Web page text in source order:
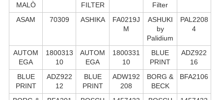
MALÒ
FILTER
Filter
ASAM 70309 ASHIKA
FA0219J
M
ASHUKI
by
Palidium
PAL2208
4
AUTOM
EGA
1800313
10
AUTOM
EGA
1800331
10
BLUE
PRINT
ADZ922
16
BLUE
PRINT
ADZ922
12
BLUE
PRINT
ADW192
208
BORG &
BECK
BFA2106